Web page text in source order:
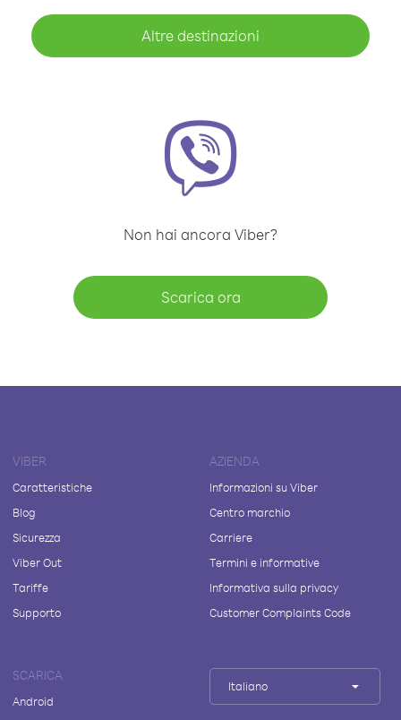
Altre destinazioni
Non hai ancora Viber?
Scarica ora
VIBER
Caratteristiche
Blog
Sicurezza
Viber Out
Tariffe
Supporto
AZIENDA
Informazioni su Viber
Centro marchio
Carriere
Termini e informative
Informativa sulla privacy
Customer Complaints Code
SCARICA
Android
Italiano